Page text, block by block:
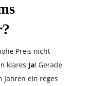
Preis nicht
klares Ja! Gerade
ein reges